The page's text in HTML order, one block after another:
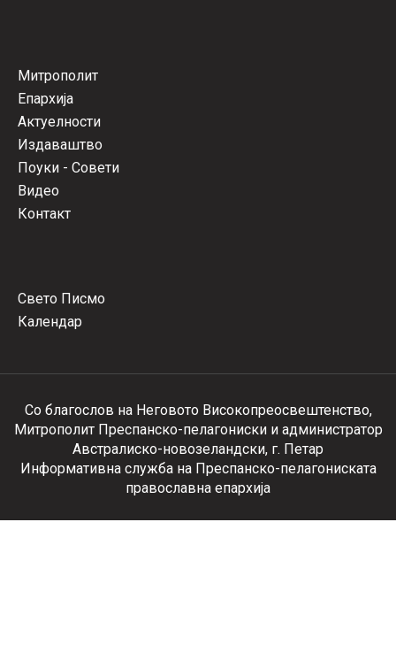
Митрополит
Епархија
Актуелности
Издаваштво
Поуки - Совети
Видео
Контакт
Свето Писмо
Календар
Со благослов на Неговото Високопреосвештенство,
Митрополит Преспанско-пелагониски и администратор
Австралиско-новозеландски, г. Петар
Информативна служба на Преспанско-пелагониската
православна епархија